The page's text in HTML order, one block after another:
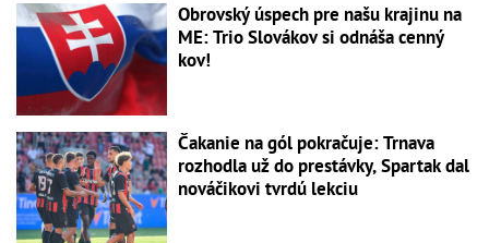
Obrovský úspech pre našu krajinu na
ME: Trio Slovákov si odnáša cenný
kov!
Čakanie na gól pokračuje: Trnava
rozhodla už do prestávky, Spartak dal
nováčikovi tvrdú lekciu